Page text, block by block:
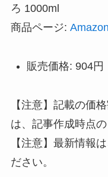
ろ 1000ml
商品ページ:
販売価格: 904円
【注意】記載の価
は、記事作成時点の
【注意】最新情報
ださい。